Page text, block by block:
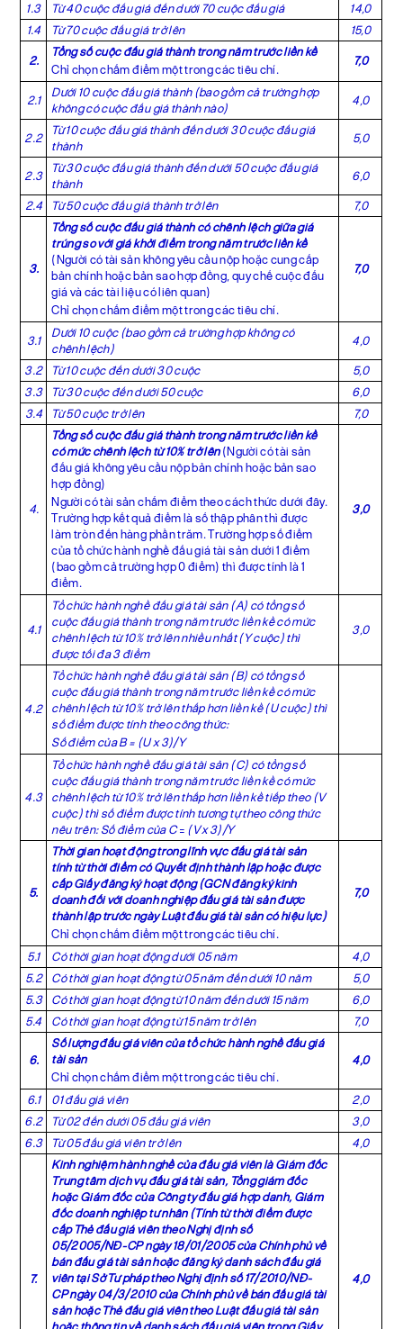
1.3
Từ 40 cuộc đấu giá đến dưới 70 cuộc đấu giá
14,0
1.4
Từ 70 cuộc đấu giá trở lên 15,0
2.
Tổng số cuộc đấu giá thành trong năm trước liền kề
Chỉ chọn chấm điểm một trong các tiêu chí.
7,0
2.1
Dưới 10 cuộc đấu giá thành (bao gồm cả trường hợp
không có cuộc đấu giá thành nào)
4,0
2.2
Từ 10 cuộc đấu giá thành đến dưới 30 cuộc đấu giá
thành
5,0
2.3
Từ 30 cuộc đấu giá thành đến dưới 50 cuộc đấu giá
thành
6,0
2.4 Từ 50 cuộc đấu giá thành trở lên 7,0
3.
Tổng số cuộc đấu giá thành có chênh lệch giữa giá
trúng so với giá khởi điểm trong năm trước liền kề
(Người có tài sản không yêu cầu nộp hoặc cung cấp
bản chính hoặc bản sao hợp đồng, quy chế cuộc đấu
giá và các tài liệu có liên quan)
Chỉ chọn chấm điểm một trong các tiêu chí.
7,0
3.1
Dưới 10 cuộc (bao gồm cả trường hợp không có
chênh lệch)
4,0
3.2 Từ 10 cuộc đến dưới 30 cuộc
5,0
3.3
Từ 30 cuộc đến dưới 50 cuộc
6,0
3.4
Từ 50 cuộc trở lên 7,0
4.
Tổng số cuộc đấu giá thành trong năm trước liền kề
có mức chênh lệch từ 10% trở lên (Người có tài sản
đấu giá không yêu cầu nộp bản chính hoặc bản sao
hợp đồng)
Người có tài sản chấm điểm theo cách thức dưới đây.
Trường hợp kết quả điểm là số thập phân thì được
làm tròn đến hàng phần trăm. Trường hợp số điểm
của tổ chức hành nghề đấu giá tài sản dưới 1 điểm
(bao gồm cả trường hợp 0 điểm) thì được tính là 1
điểm.
3,0
4.1
Tổ chức hành nghề đấu giá tài sản (A) có tổng số
cuộc đấu giá thành trong năm trước liền kề có mức
chênh lệch từ 10% trở lên nhiều nhất (Y cuộc) thì
được tối đa 3 điểm
3,0
4.2
Tổ chức hành nghề đấu giá tài sản (B) có tổng số
cuộc đấu giá thành trong năm trước liền kề có mức
chênh lệch từ 10% trở lên thấp hơn liền kề (U cuộc) thì
số điểm được tính theo công thức:
Số điểm của B = (U x 3)/Y
4.3
Tổ chức hành nghề đấu giá tài sản (C) có tổng số
cuộc đấu giá thành trong năm trước liền kề có mức
chênh lệch từ 10% trở lên thấp hơn liền kề tiếp theo (V
cuộc) thì số điểm được tính tương tự theo công thức
nêu trên: Số điểm của C= (V x 3)/Y
5.
Thời gian hoạt động trong lĩnh vực đấu giá tài sản
tính từ thời điểm có Quyết định thành lập hoặc được
cấp Giấy đăng ký hoạt động (GCN đăng ký kinh
doanh đối với doanh nghiệp đấu giá tài sản được
thành lập trước ngàyLuật đấu giá tài sảncó hiệu lực)
Chỉ chọn chấm điểm một trong các tiêu chí.
7,0
5.1 Có thời gian hoạt động dưới 05 năm
4,0
5.2
Có thời gian hoạt động từ 05 năm đến dưới 10 năm
5,0
5.3
Có thời gian hoạt động từ 10 năm đến dưới 15 năm
6,0
5.4
Có thời gian hoạt động từ 15 năm trở lên 7,0
6.
Số lượng đấu giá viên của tổ chức hành nghề đấu giá
tài sản
Chỉ chọn chấm điểm một trong các tiêu chí.
4,0
6.1 01 đấu giá viên
2,0
6.2
Từ 02 đến dưới 05 đấu giá viên
3,0
6.3
Từ 05 đấu giá viên trở lên 4,0
7.
Kinh nghiệm hành nghề của đấu giá viên là Giám đốc
Trung tâm dịch vụ đấu giá tài sản, Tổng giám đốc
hoặc Giám đốc của Công ty đấu giá hợp danh, Giám
đốc doanh nghiệp tư nhân (Tính từ thời điểm được
cấp Thẻ đấu giá viên theo Nghị định số
05/2005/NĐ-CPngày 18/01/2005 của Chính phủ về
bán đấu giá tài sản hoặc đăng ký danh sách đấu giá
viên tại Sở Tư pháp theo Nghị định số17/2010/NĐ-
CPngày 04/3/2010 của Chính phủ về bán đấu giá tài
sản hoặc Thẻ đấu giá viên theoLuật đấu giá tài sản
4,0